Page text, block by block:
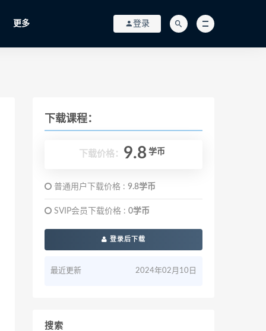
更多 登录
下载课程：
下载价格： 9.8 学币
普通用户下载价格 : 9.8学币
SVIP会员下载价格 : 0学币
登录后下载
最近更新 2024年02月10日
搜索